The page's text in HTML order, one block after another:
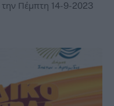
την Πέμπτη 14-9-2023